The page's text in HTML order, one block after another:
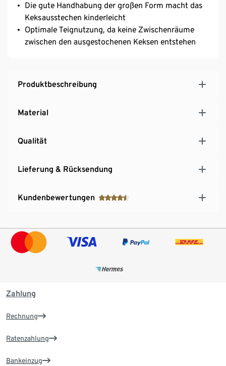
Die gute Handhabung der großen Form macht das
Keksausstechen kinderleicht
Optimale Teignutzung, da keine Zwischenräume
zwischen den ausgestochenen Keksen entstehen
Produktbeschreibung
Material
Qualität
Lieferung & Rücksendung
Kundenbewertungen
Zahlung
Rechnung
Ratenzahlung
Bankeinzug